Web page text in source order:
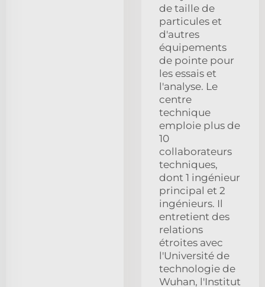
de taille de
particules et
d'autres
équipements
de pointe pour
les essais et
l'analyse. Le
centre
technique
emploie plus de
10
collaborateurs
techniques,
dont 1 ingénieur
principal et 2
ingénieurs. Il
entretient des
relations
étroites avec
l'Université de
technologie de
Wuhan, l'Institut